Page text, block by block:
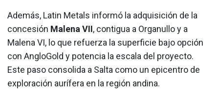
Además, Latin Metals informó la adquisición de la
concesión Malena VII, contigua a Organullo y a
Malena VI, lo que refuerza la superficie bajo opción
con AngloGold y potencia la escala del proyecto.
Este paso consolida a Salta como un epicentro de
exploración aurífera en la región andina.